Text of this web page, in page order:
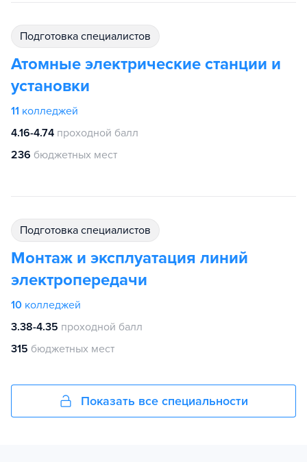
подготовка специалистов
Атомные электрические станции и
установки
11 колледжей
4.16-4.74 проходной балл
236 бюджетных мест
подготовка специалистов
Монтаж и эксплуатация линий
электропередачи
10 колледжей
3.38-4.35 проходной балл
315 бюджетных мест
Показать все специальности